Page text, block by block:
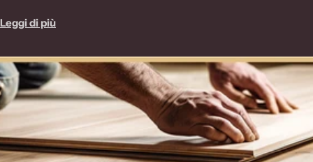
e
:
prodotti per ritocchi e mantieni il tuo pavimento in legno
Leggi di più